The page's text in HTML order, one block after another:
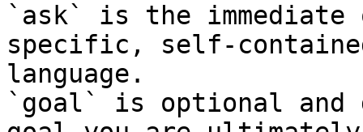
`ask` is the
specific, self-
language.
`goal` is optional and